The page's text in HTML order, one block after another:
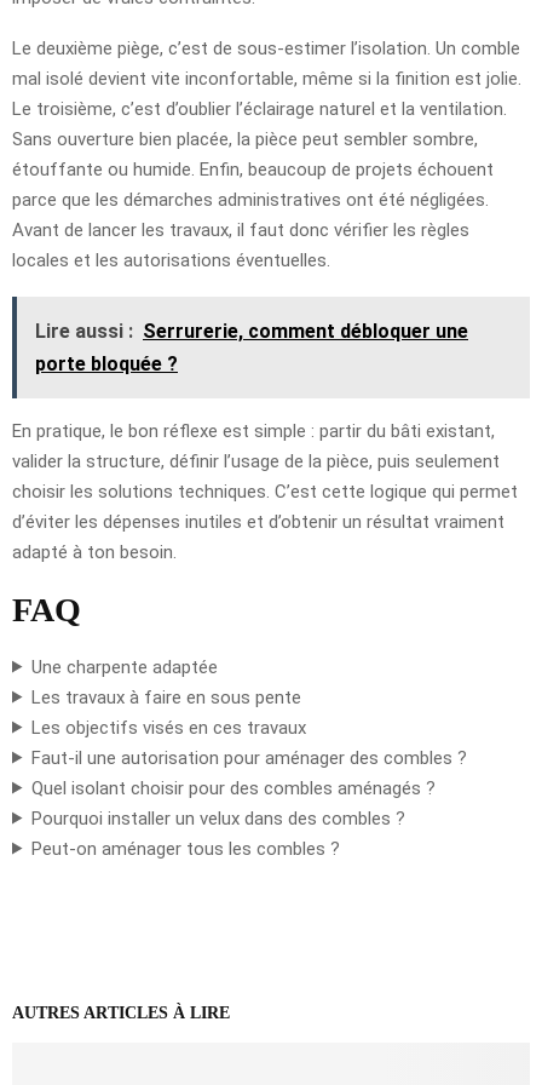
Le deuxième piège, c’est de sous-estimer l’isolation. Un comble
mal isolé devient vite inconfortable, même si la finition est jolie.
Le troisième, c’est d’oublier l’éclairage naturel et la ventilation.
Sans ouverture bien placée, la pièce peut sembler sombre,
étouffante ou humide. Enfin, beaucoup de projets échouent
parce que les démarches administratives ont été négligées.
Avant de lancer les travaux, il faut donc vérifier les règles
locales et les autorisations éventuelles.
Lire aussi : Serrurerie, comment débloquer une
porte bloquée ?
En pratique, le bon réflexe est simple : partir du bâti existant,
valider la structure, définir l’usage de la pièce, puis seulement
choisir les solutions techniques. C’est cette logique qui permet
d’éviter les dépenses inutiles et d’obtenir un résultat vraiment
adapté à ton besoin.
FAQ
Une charpente adaptée
Les travaux à faire en sous pente
Les objectifs visés en ces travaux
Faut-il une autorisation pour aménager des combles ?
Quel isolant choisir pour des combles aménagés ?
Pourquoi installer un velux dans des combles ?
Peut-on aménager tous les combles ?
AUTRES ARTICLES À LIRE